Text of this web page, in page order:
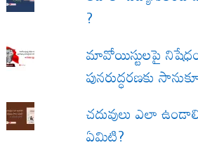
?
మావోయిస్టులపై
పునరుద్ధరణకు
చదువులు ఎలా
ఏమిటి?